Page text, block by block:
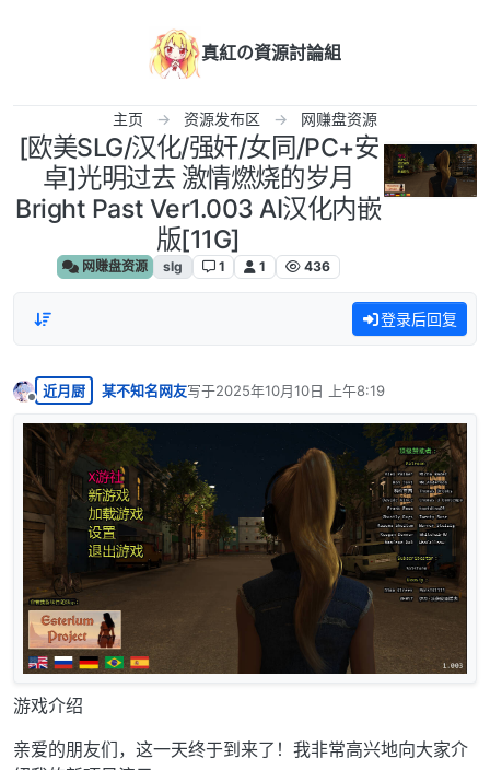
真紅の資源討論組
主页 资源发布区 网赚盘资源
[欧美SLG/汉化/强奸/女同/PC+安
卓]光明过去 激情燃烧的岁月
Bright Past Ver1.003 AI汉化内嵌
版[11G]
网赚盘资源 slg 1 1 436
登录后回复
离线
近月厨 某不知名网友写于2025年10月10日 上午8:19
最后由 编辑
游戏介绍
亲爱的朋友们，这一天终于到来了！我非常高兴地向大家介